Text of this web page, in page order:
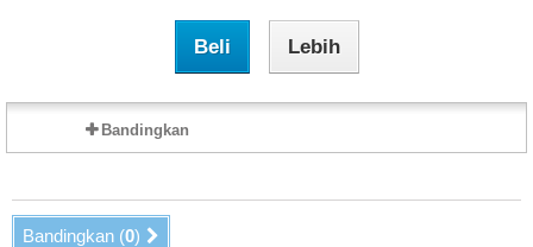
Beli Lebih
Bandingkan
Bandingkan (0)